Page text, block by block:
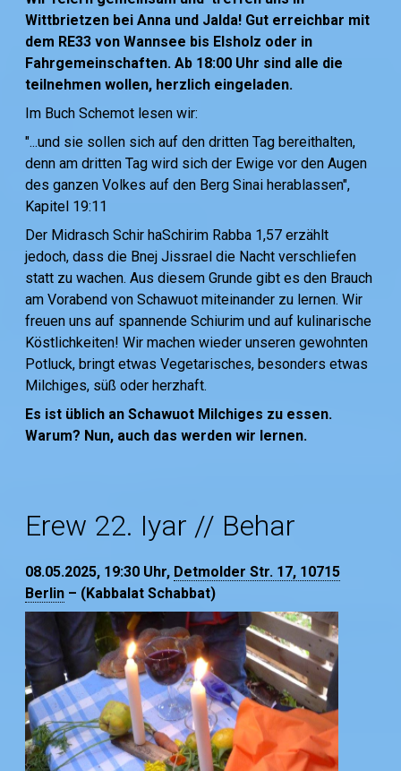
Wittbrietzen bei Anna und Jalda! Gut erreichbar mit
dem RE33 von Wannsee bis Elsholz oder in
Fahrgemeinschaften. Ab 18:00 Uhr sind alle die
teilnehmen wollen, herzlich eingeladen.
Im Buch Schemot lesen wir:
"...und sie sollen sich auf den dritten Tag bereithalten,
denn am dritten Tag wird sich der Ewige vor den Augen
des ganzen Volkes auf den Berg Sinai herablassen",
Kapitel 19:11
Der Midrasch Schir haSchirim Rabba 1,57 erzählt
jedoch, dass die Bnej Jissrael die Nacht verschliefen
statt zu wachen. Aus diesem Grunde gibt es den Brauch
am Vorabend von Schawuot miteinander zu lernen. Wir
freuen uns auf spannende Schiurim und auf kulinarische
Köstlichkeiten! Wir machen wieder unseren gewohnten
Potluck, bringt etwas Vegetarisches, besonders etwas
Milchiges, süß oder herzhaft.
Es ist üblich an Schawuot Milchiges zu essen.
Warum? Nun, auch das werden wir lernen.
Erew 22. Iyar // Behar
08.05.2025, 19:30 Uhr, Detmolder Str. 17, 10715
Berlin – (Kabbalat Schabbat)